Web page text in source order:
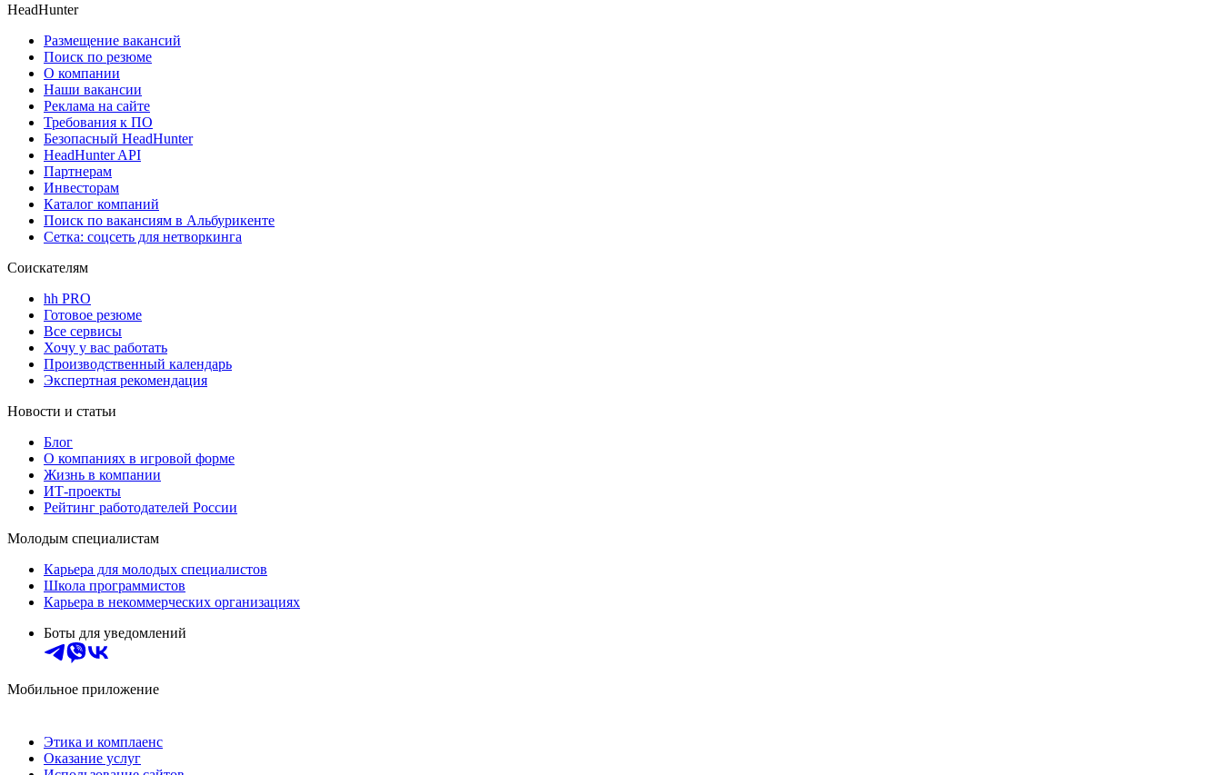
HeadHunter
Размещение вакансий
Поиск по резюме
О компании
Наши вакансии
Реклама на сайте
Требования к ПО
Безопасный HeadHunter
HeadHunter API
Партнерам
Инвесторам
Каталог компаний
Поиск по вакансиям в Альбурикенте
Сетка: соцсеть для нетворкинга
Соискателям
hh PRO
Готовое резюме
Все сервисы
Хочу у вас работать
Производственный календарь
Экспертная рекомендация
Новости и статьи
Блог
О компаниях в игровой форме
Жизнь в компании
ИТ-проекты
Рейтинг работодателей России
Молодым специалистам
Карьера для молодых специалистов
Школа программистов
Карьера в некоммерческих организациях
Боты для уведомлений
Мобильное приложение
Этика и комплаенс
Оказание услуг